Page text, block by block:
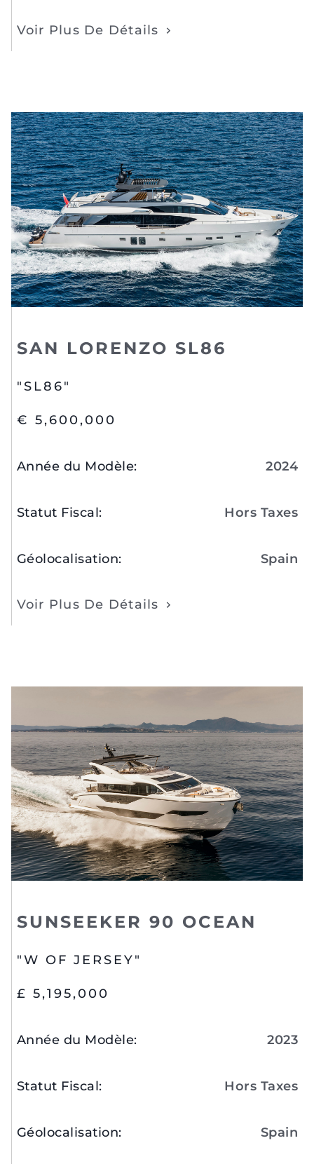
Voir Plus De Détails
SAN LORENZO SL86
"SL86"
€ 5,600,000
Année du Modèle: 2024
Statut Fiscal: Hors Taxes
Géolocalisation: Spain
Voir Plus De Détails
SUNSEEKER 90 OCEAN
"W OF JERSEY"
£ 5,195,000
Année du Modèle: 2023
Statut Fiscal: Hors Taxes
Géolocalisation: Spain